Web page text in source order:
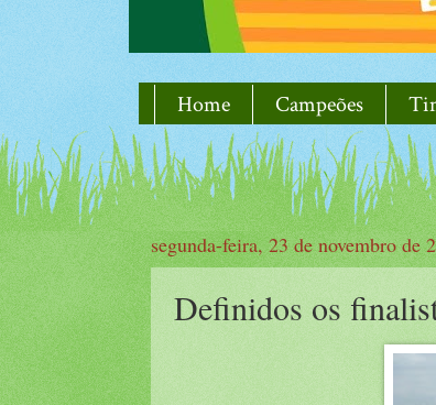
Home Campeões
segunda-feira, 23 de novembro de
Definidos os